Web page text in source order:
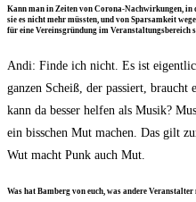
Kann man in Zei­ten von Coro­na-Nach­wir­kun­gen, in
sie es nicht mehr müss­ten, und von Spar­sam­keit
für eine Ver­eins­grün­dung im Ver­an­stal­tungs­be­reich
Andi: Fin­de ich nicht. Es ist
gan­zen Scheiß, der pas­siert, braucht
kann da bes­ser hel­fen als Musik?
ein biss­chen Mut machen. Das gilt
Wut macht Punk auch Mut.
Was hat Bam­berg von euch, was ande­re Ver­an­stal­ter